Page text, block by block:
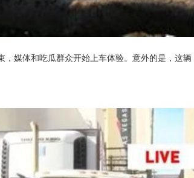
媒体和吃瓜群众开始上车体验。意外的是，这辆